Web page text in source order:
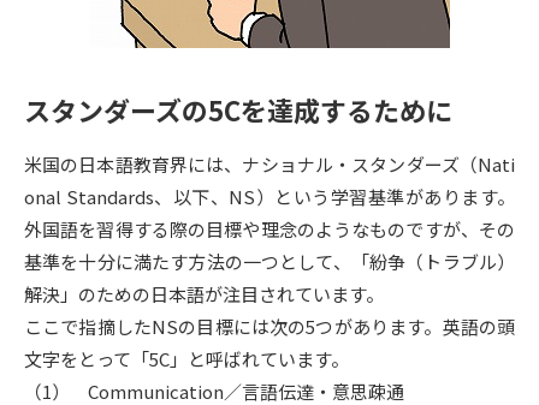
大学入学共通テスト「受験上の
配慮案内」の請求
高等学校卒業程度認定試験
幼稚園教員資格認定試験 小学校教員資格認定試験
高等学校（情報）教員資格認定
大学研究 大学検索
大学で学べる内容や特徴を調べる
スタンダーズの5Cを達成するために
米国の日本語教育界には、ナショナル・スタンダーズ（Nati
onal Standards、以下、NS）という学習基準があります。
外国語を習得する際の目標や理念のようなものですが、その
基準を十分に満たす方法の一つとして、「紛争（トラブル）
解決」のための日本語が注目されています。
ここで指摘したNSの目標には次の5つがあります。英語の頭
文字をとって「5C」と呼ばれています。
（1） Communication／言語伝達・意思疎通